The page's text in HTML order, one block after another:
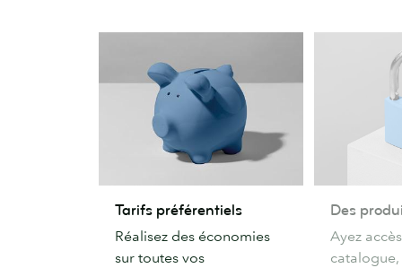
préférentiels
Tarifs préférentiels
Réalisez des économies
sur toutes vos
produits
exclusifs
Des
Ayez